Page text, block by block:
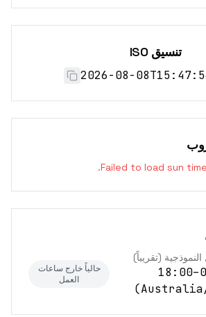
تنسيق ISO
2026-08-
Failed to load sun
(تقريباً)
Australia/
)
حالياً خارج ساعات
العمل